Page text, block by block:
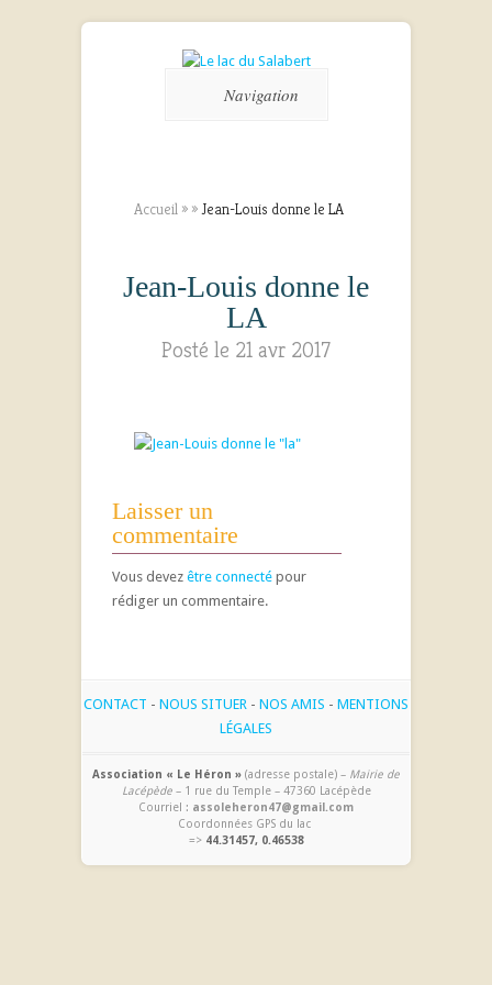
Navigation
Accueil » »Jean-Louis donne le LA
Jean-Louis donne le
LA
Posté le 21 avr 2017
Laisser un
commentaire
Vous devez être connecté pour
rédiger un commentaire.
CONTACT - NOUS SITUER - NOS AMIS - MENTIONS
LÉGALES
Association « Le Héron » (adresse postale) – Mairie de
Lacépède– 1 rue du Temple – 47360 Lacépède
Courriel : assoleheron47@gmail.com
Coordonnées GPS du lac
=> 44.31457, 0.46538